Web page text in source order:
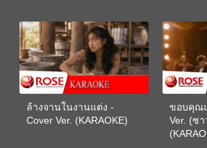
ล้างจานในงานแต่ง -
Cover Ver. (KARAOKE)
ขอบคุณ
Ver. (ซ